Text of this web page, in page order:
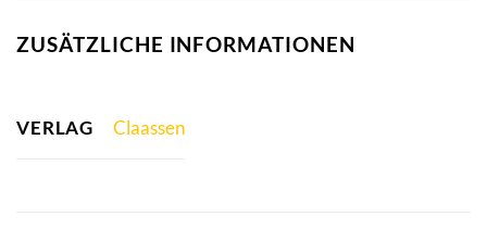
ZUSÄTZLICHE INFORMATIONEN
VERLAG Claassen